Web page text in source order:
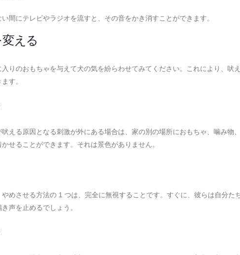
間にテレビやラジオを流すと、その音をかき消すことができます。
える
りのおもちゃを与えて犬の気を紛らわせてみてください。これにより、吠
す。
える原因となる刺激が外にある場合は、家の別の場所におもちゃ、噛み物
せることができます。それは景色がありません。
めさせる方法の 1 つは、完全に無視することです。すぐに、彼らは自分た
声を止めるでしょう。